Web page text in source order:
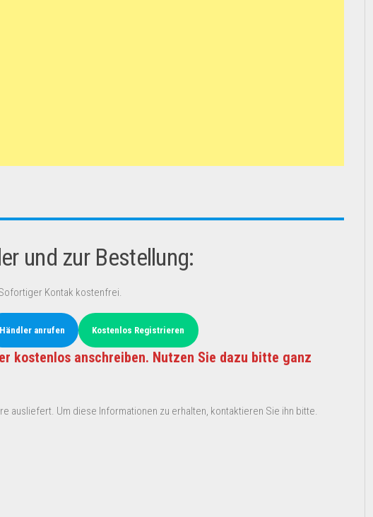
und zur Bestellung:
Kontak kostenfrei.
Händler anrufen Kostenlos Registrieren
kostenlos anschreiben. Nutzen Sie dazu bitte ganz
ausliefert. Um diese Informationen zu erhalten, kontaktieren Sie ihn bitte.